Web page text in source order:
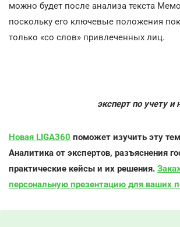
можно будет после анализа текста
поскольку его ключевые положения
только «со слов» привлеченных лиц.
эксперт по учету
Новая LIGA360 поможет изучить эту
Аналитика от экспертов, разъяснения
практические кейсы и их решения.
персональную презентацию для ваших